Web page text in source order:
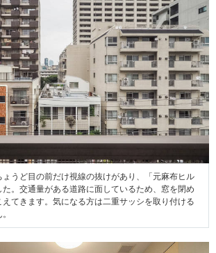
うど目の前だけ視線の抜けがあり、「元麻布ヒル
。交通量がある道路に面しているため、窓を閉め
てきます。気になる方は二重サッシを取り付ける